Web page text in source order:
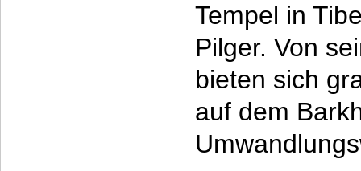
Tempel in
Pilger. Von
bieten sich
auf dem